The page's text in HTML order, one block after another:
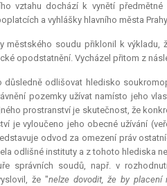
vztahu dochází k vynětí
a vyhlášky hlavního města
soudu přiklonil k výkladu,
opodstatnění. Vycházel přitom z
odlišovat hledisko
pozemky užívat namísto jeho
prostranství je skutečnost, že
je vyloučeno jeho obecné užívání
odvod za omezení práv
odlišné instituty a z tohoto hlediska
správních soudů, např. v
že "nelze dovodit, že by